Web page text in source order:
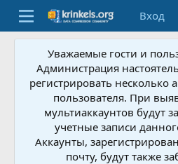
Вход
Уважаемые гости и
Администрация
регистрировать несколько
пользователя. При
мультиаккаунтов будут
учетные записи
Аккаунты,
почту, будут также